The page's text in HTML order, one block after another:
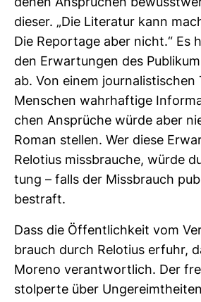
denen Ansprü­chen
dieser. „Die Lite­ratur kann
Die Repor­tage aber nicht.“ Es
den Erwar­tungen des
ab. Von einem
Men­schen wahr­haf­tige
chen Ansprüche würde aber
Roman stellen. Wer diese
Relo­tius miss­brauche, würde
tung – falls der Miss­brauch
bestraft.
Dass die Öffent­lich­keit vom
brauch durch Relo­tius erfuhr,
Moreno ver­ant­wort­lich. Der
stol­perte über